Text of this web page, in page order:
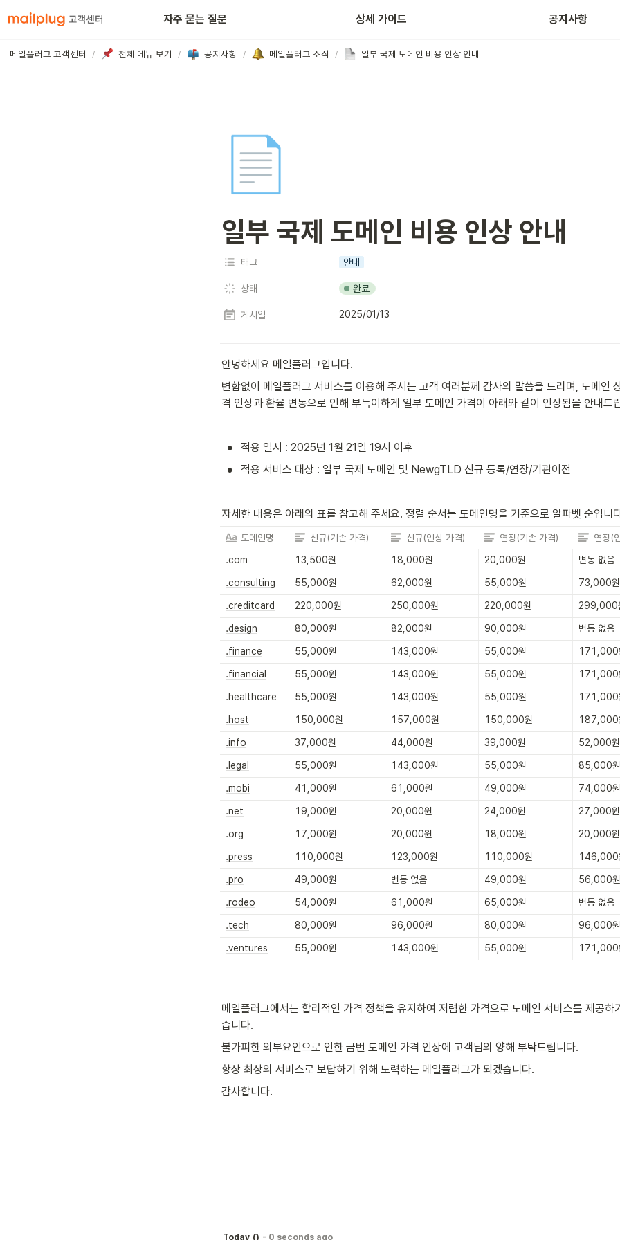
자주 묻는 질문 상세 가이드 공지사항
메일플러그 고객센터 / 전체 메뉴 보기 / 공지사항 / 메일플러그 소식 / 일부 국제 도메인 비용 인상 안내
아웃룩 홈페이지 제작
📄
일부 국제 도메인 비용 인상 안내
태그 안내
상태 완료
게시일 2025/01/13
안녕하세요 메일플러그입니다.
변함없이 메일플러그 서비스를 이용해 주시는 고객 여러분께 감사의 말씀을 드리며, 도메인
격 인상과 환율 변동으로 인해 부득이하게 일부 도메인 가격이 아래와 같이 인상됨을 안내드
• 적용 일시 : 2025년 1월 21일 19시 이후
• 적용 서비스 대상 : 일부 국제 도메인 및 NewgTLD 신규 등록/연장/기관이전
자세한 내용은 아래의 표를 참고해 주세요. 정렬 순서는 도메인명을 기준으로 알파벳 순입니
도메인명 신규(기존 가격) 신규(인상 가격) 연장(기존 가격) 연장(
.com 13,500원 18,000원 20,000원 변동 없음
.consulting 55,000원 62,000원 55,000원 73,000원
.creditcard 220,000원 250,000원 220,000원 299,000
.design 80,000원 82,000원 90,000원 변동 없음
.finance 55,000원 143,000원 55,000원 171,000
.financial 55,000원 143,000원 55,000원 171,000
.healthcare 55,000원 143,000원 55,000원 171,000
.host 150,000원 157,000원 150,000원 187,000
.info 37,000원 44,000원 39,000원 52,000원
.legal 55,000원 143,000원 55,000원 85,000원
.mobi 41,000원 61,000원 49,000원 74,000원
.net 19,000원 20,000원 24,000원 27,000원
.org 17,000원 20,000원 18,000원 20,000원
.press 110,000원 123,000원 110,000원 146,000
.pro 49,000원 변동 없음 49,000원 56,000원
.rodeo 54,000원 61,000원 65,000원 변동 없음
.tech 80,000원 96,000원 80,000원 96,000원
.ventures 55,000원 143,000원 55,000원 171,000
메일플러그에서는 합리적인 가격 정책을 유지하여 저렴한 가격으로 도메인 서비스를 제공하
습니다.
불가피한 외부요인으로 인한 금번 도메인 가격 인상에 고객님의 양해 부탁드립니다.
항상 최상의 서비스로 보답하기 위해 노력하는 메일플러그가 되겠습니다.
감사합니다.
Today 0 - 0 seconds ago